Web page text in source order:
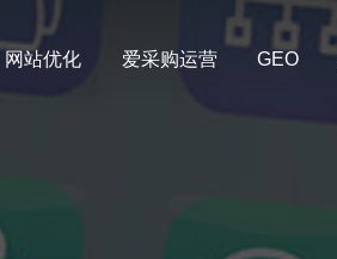
网站优化 爱采购运营 GEO